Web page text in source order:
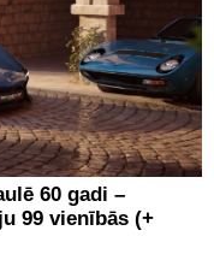
60 gadi –
99 vienībās (+